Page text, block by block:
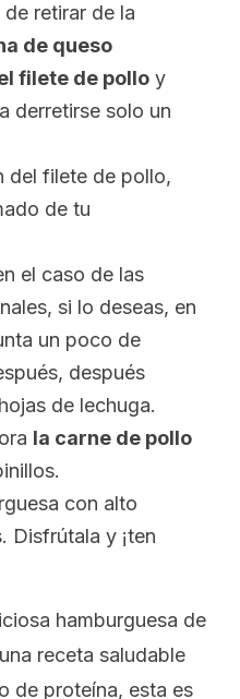
retirar de la
de queso
filete de pollo y
derretirse solo un
del filete de pollo,
de tu
el caso de las
si lo deseas, en
un poco de
después
de lechuga.
la carne de pollo
con alto
Disfrútala y ¡ten
hamburguesa de
receta saludable
de proteína, esta es